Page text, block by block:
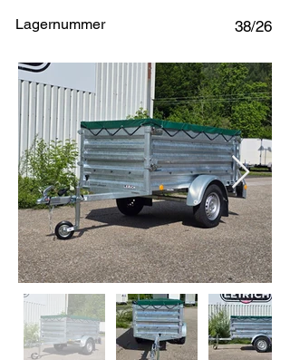
Lagernummer 38/26